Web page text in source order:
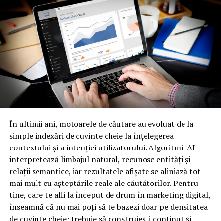
si tesaturi transparente.
Multe mirese isi aleg rochia visurilor lor, decoltata in
partea din fata sau cu spatele gol, dar apoi si-o
personalizeaza cu diferite materiale pentru a le oferi
mai mult confort si caldura. Adaugand detalii din
dantela sau tesaturi transparente rochiei de mireasa, vei
obtine un aspect unic, ideal pentru o nunta de iarna.
​Alege tesaturi mai grele.
Rochiile de mireasa din matase grea, brocard sau catifea
creeaza un aspect elegant, tinand totodata de cald. De
asemenea, poti combina materiale mai grele cu straturi
de dantela si velur pentru a obtine un look mai
interesant si mai rafinat.
​Ia in considerare alegerea unei rochii
În ultimii ani, motoarele de căutare au evoluat de la
simple indexări de cuvinte cheie la înțelegerea
contextului și a intenției utilizatorului. Algoritmii AI
interpretează limbajul natural, recunosc entități și
relații semantice, iar rezultatele afișate se aliniază tot
mai mult cu așteptările reale ale căutătorilor. Pentru
tine, care te afli la început de drum în marketing digital,
înseamnă că nu mai poți să te bazezi doar pe densitatea
de cuvinte cheie; trebuie să construiești conținut și